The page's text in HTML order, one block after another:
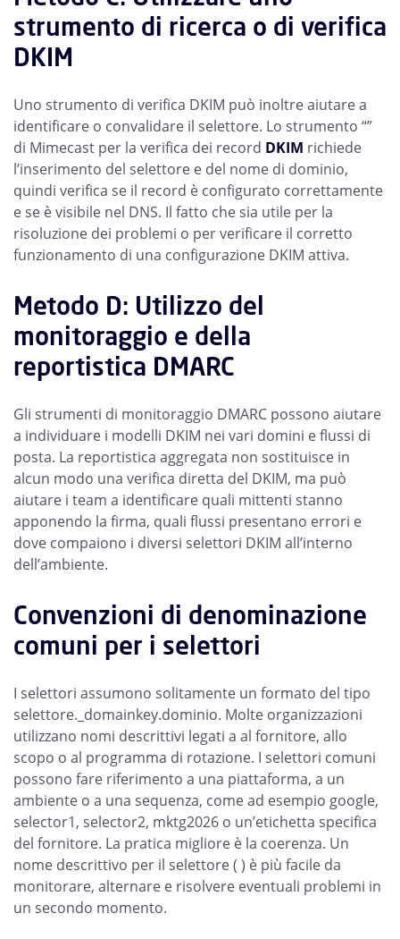
strumento di ricerca o di verifica
DKIM
Uno strumento di verifica DKIM può inoltre aiutare a
identificare o convalidare il selettore. Lo strumento “”
di Mimecast per la verifica dei record DKIM richiede
l’inserimento del selettore e del nome di dominio,
quindi verifica se il record è configurato correttamente
e se è visibile nel DNS. Il fatto che sia utile per la
risoluzione dei problemi o per verificare il corretto
funzionamento di una configurazione DKIM attiva.
Metodo D: Utilizzo del
monitoraggio e della
reportistica DMARC
Gli strumenti di monitoraggio DMARC possono aiutare
a individuare i modelli DKIM nei vari domini e flussi di
posta. La reportistica aggregata non sostituisce in
alcun modo una verifica diretta del DKIM, ma può
aiutare i team a identificare quali mittenti stanno
apponendo la firma, quali flussi presentano errori e
dove compaiono i diversi selettori DKIM all’interno
dell’ambiente.
Convenzioni di denominazione
comuni per i selettori
I selettori assumono solitamente un formato del tipo
selettore._domainkey.dominio. Molte organizzazioni
utilizzano nomi descrittivi legati a al fornitore, allo
scopo o al programma di rotazione. I selettori comuni
possono fare riferimento a una piattaforma, a un
ambiente o a una sequenza, come ad esempio google,
selector1, selector2, mktg2026 o un’etichetta specifica
del fornitore. La pratica migliore è la coerenza. Un
nome descrittivo per il selettore ( ) è più facile da
monitorare, alternare e risolvere eventuali problemi in
un secondo momento.